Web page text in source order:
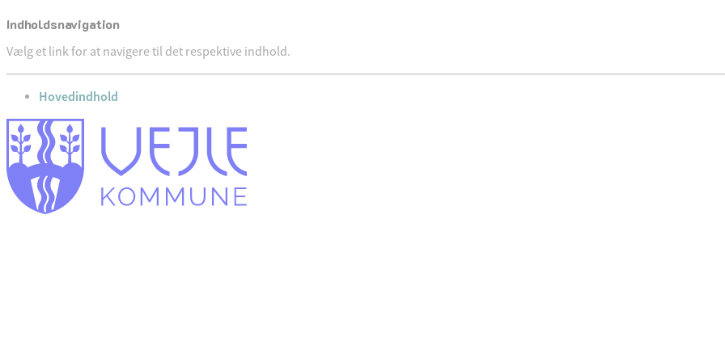
Indholdsnavigation
Vælg et link for at navigere til det respektive indhold.
gå til
Hovedindhold